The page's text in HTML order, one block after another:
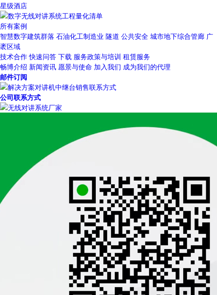
星级酒店
所有案例
智慧数字建筑群落 石油化工制造业 隧道 公共安全 城市地下综合管廊 广
袤区域
技术合作 快速问答 下载 服务政策与培训 租赁服务
畅博介绍 新闻资讯 愿景与使命 加入我们 成为我们的代理
邮件订阅
公司联系方式